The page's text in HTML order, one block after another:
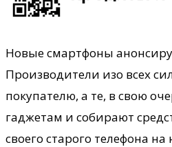
Новые смартфоны
Производители изо всех
покупателю, а те, в свою
гаджетам и собирают
своего старого телефона